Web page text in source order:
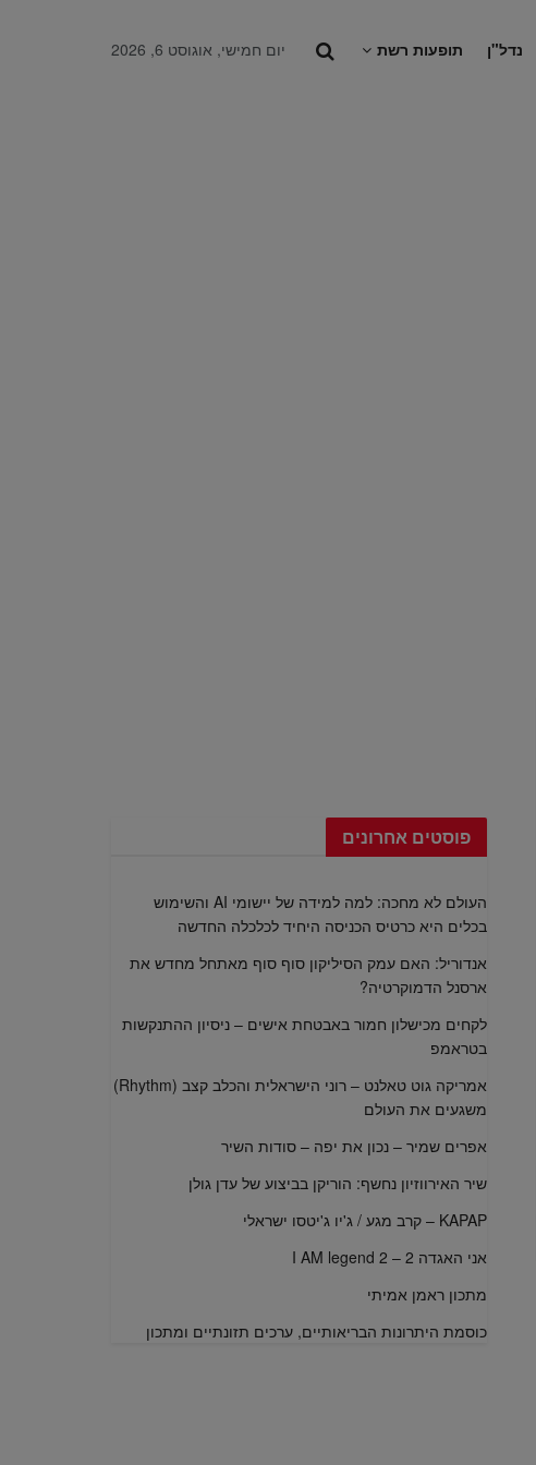
נדל"ן תופעות רשת יום חמישי, אוגוסט 6, 2026
פוסטים אחרונים
העולם לא מחכה: למה למידה של יישומי AI והשימוש
בכלים היא כרטיס הכניסה היחיד לכלכלה החדשה
אנדוריל: האם עמק הסיליקון סוף סוף מאתחל מחדש את
ארסנל הדמוקרטיה?
לקחים מכישלון חמור באבטחת אישים – ניסיון ההתנקשות
בטראמפ
אמריקה גוט טאלנט – רוני הישראלית והכלב קצב (Rhythm)
משגעים את העולם
אפרים שמיר – נכון את יפה – סודות השיר
שיר האירווזיון נחשף: הוריקן בביצוע של עדן גולן
KAPAP – קרב מגע / ג'יו ג'יטסו ישראלי
אני האגדה 2 – I AM legend 2
מתכון ראמן אמיתי
כוסמת היתרונות הבריאותיים, ערכים תזונתיים ומתכון